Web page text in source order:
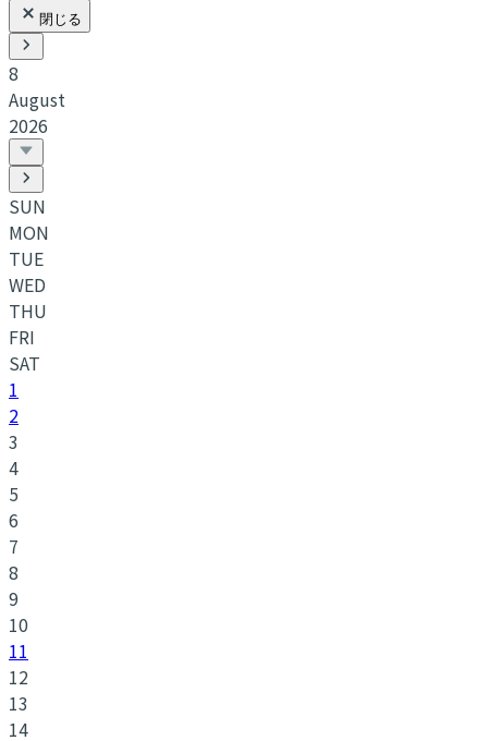
閉じる
8
August
2026
SUN
MON
TUE
WED
THU
FRI
SAT
1
2
3
4
5
6
7
8
9
10
11
12
13
14